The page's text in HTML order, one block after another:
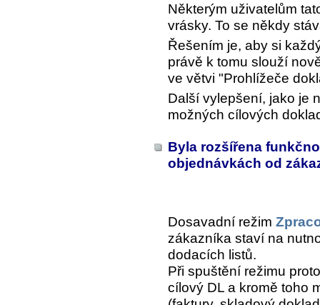
Některým uživatelům
vrásky. To se někdy
Řešením je, aby si
právě k tomu slouží
ve větvi "Prohlížeče
Další vylepšení, jako je
možných cílových
Byla rozšířena
objednávkách od
Dosavadní režim
zákazníka staví na
dodacích listů.
Při spuštění režimu
cílový DL a kromě toho